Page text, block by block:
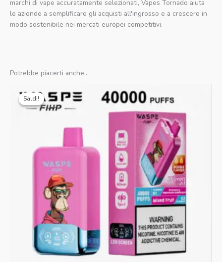
marchi di vape accuratamente selezionati, Vapes Tornado aiuta
le aziende a semplificare gli acquisti all'ingrosso e a crescere in
modo sostenibile nei mercati europei competitivi.
Potrebbe piacerti anche...
Saldi!
Saldi!prezzo
originale
era:
prezzo
attuale
è: